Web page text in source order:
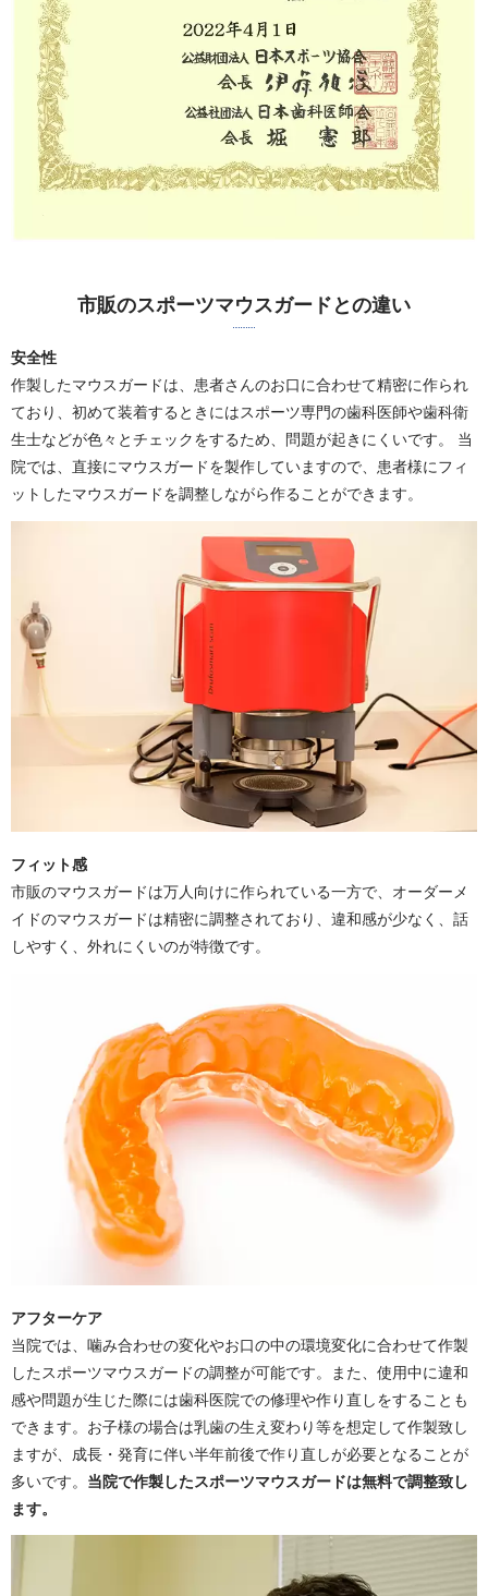
市販のスポーツマウスガードとの違い
安全性
作製したマウスガードは、患者さんのお口に合わせて精密に作られ
ており、初めて装着するときにはスポーツ専門の歯科医師や歯科衛
生士などが色々とチェックをするため、問題が起きにくいです。 当
院では、直接にマウスガードを製作していますので、患者様にフィ
ットしたマウスガードを調整しながら作ることができます。
フィット感
市販のマウスガードは万人向けに作られている一方で、オーダーメ
イドのマウスガードは精密に調整されており、違和感が少なく、話
しやすく、外れにくいのが特徴です。
アフターケア
当院では、噛み合わせの変化やお口の中の環境変化に合わせて作製
したスポーツマウスガードの調整が可能です。また、使用中に違和
感や問題が生じた際には歯科医院での修理や作り直しをすることも
できます。お子様の場合は乳歯の生え変わり等を想定して作製致し
ますが、成長・発育に伴い半年前後で作り直しが必要となることが
多いです。 当院で作製したスポーツマウスガードは無料で調整致し
ます。